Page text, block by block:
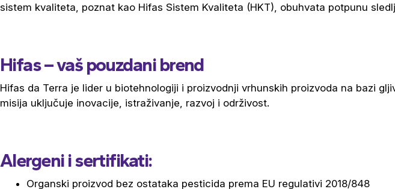
sistem kvaliteta, poznat kao Hifas Sistem Kvaliteta (HKT), obuhvata potpunu
Hifas – vaš pouzdani brend
Hifas da Terra je lider u biotehnologiji i proizvodnji vrhunskih proizvoda na bazi
misija uključuje inovacije, istraživanje, razvoj i održivost.
Alergeni i sertifikati:
Organski proizvod bez ostataka pesticida prema EU regulativi 2018/848